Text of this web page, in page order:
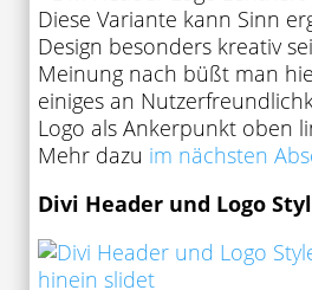
Diese Variante kann Sinn
Design besonders kreativ
Meinung nach büßt man
einiges an
Logo als Ankerpunkt oben
Mehr dazu im nächsten
Divi Header und Logo